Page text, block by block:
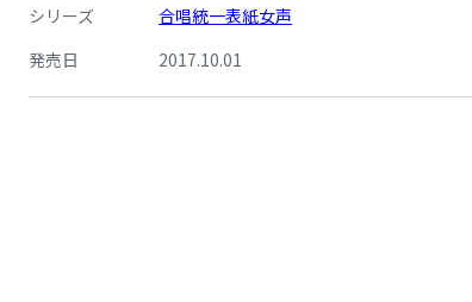
シリーズ
合唱統一表紙女声
発売日
2017.10.01